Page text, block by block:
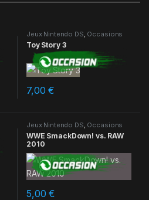
Jeux Nintendo DS, Occasions
Toy Story 3
7,00€
Jeux Nintendo DS Occasions
WWE SmackDown! vs. RAW
2010
5,00€